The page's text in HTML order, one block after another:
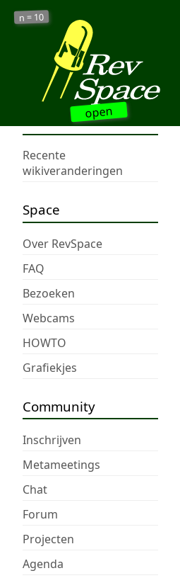
open
n = 10
Recente
wikiveranderingen
Space
Over RevSpace
FAQ
Bezoeken
Webcams
HOWTO
Grafiekjes
Community
Inschrijven
Metameetings
Chat
Forum
Projecten
Agenda